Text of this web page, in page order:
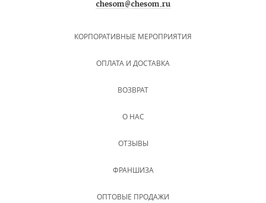
chesom@chesom.ru
КОРПОРАТИВНЫЕ МЕРОПРИЯТИЯ
ОПЛАТА И ДОСТАВКА
ВОЗВРАТ
О НАС
ОТЗЫВЫ
ФРАНШИЗА
ОПТОВЫЕ ПРОДАЖИ